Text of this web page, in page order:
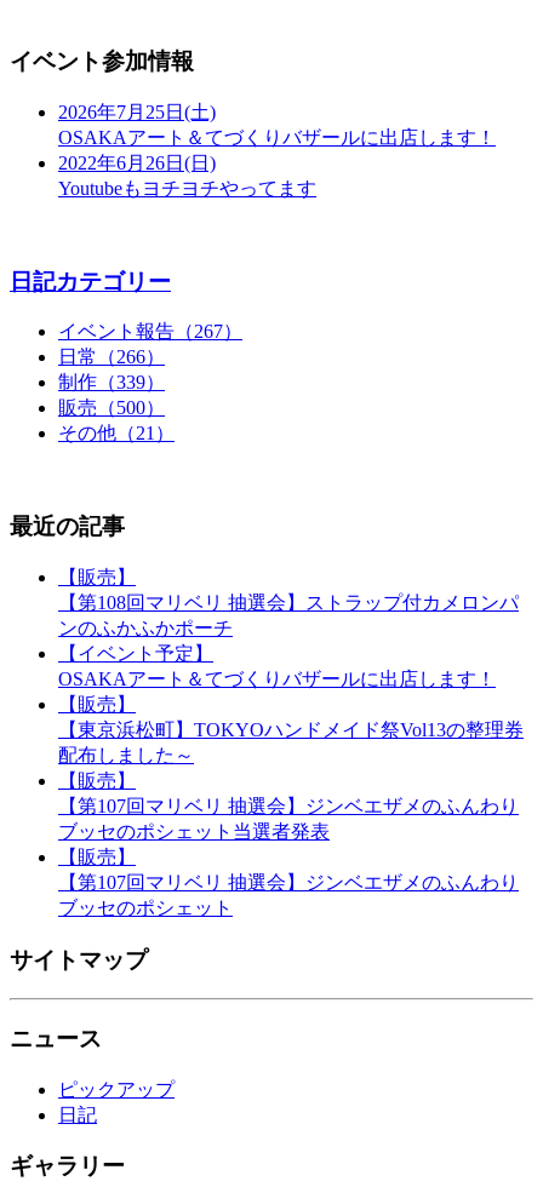
イベント参加情報
2026年7月25日(土)
OSAKAアート＆てづくりバザールに出店します！
2022年6月26日(日)
Youtubeもヨチヨチやってます
日記カテゴリー
イベント報告（267）
日常（266）
制作（339）
販売（500）
その他（21）
最近の記事
【販売】
【第108回マリベリ 抽選会】ストラップ付カメロンパ
ンのふかふかポーチ
【イベント予定】
OSAKAアート＆てづくりバザールに出店します！
【販売】
【東京浜松町】TOKYOハンドメイド祭Vol13の整理券
配布しました～
【販売】
【第107回マリベリ 抽選会】ジンベエザメのふんわり
ブッセのポシェット当選者発表
【販売】
【第107回マリベリ 抽選会】ジンベエザメのふんわり
ブッセのポシェット
サイトマップ
ニュース
ピックアップ
日記
ギャラリー